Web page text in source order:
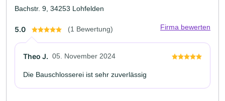
Bachstr. 9, 34253 Lohfelden
5.0 (1 Bewertung) Firma bewerten
Theo J. 05. November 2024
Die Bauschlosserei ist sehr zuverlässig